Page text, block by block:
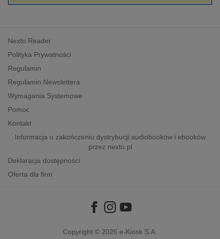
komputery, internet, technologie, informatyka
polityka, społeczno-informacyjne
psychologiczne
inne
popularno-naukowe
historia
Nexto Reader
Polityka Prywatności
Regulamin
Regulamin Newslettera
Wymagania Systemowe
Pomoc
Kontakt
Informacja o zakończeniu dystrybucji audiobooków i ebooków
przez nexto.pl
Deklaracja dostępności
Oferta dla firm
Copyright © 2026 e-Kiosk S.A.